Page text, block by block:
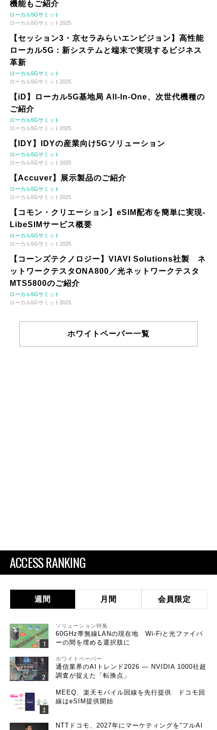
機能もご紹介
ローカル5Gサミット
ローカル5Gサミット2025
【セッション3・京セラみらいエンビジョン】高性能
ローカル5G：新システムと端末で実現するビジネス
革新
ローカル5Gサミット
ローカル5Gサミット2025
【iD】ローカル5G基地局 All-In-One、次世代機種の
ご紹介
ローカル5Gサミット
ローカル5Gサミット2025
【IDY】IDYの産業向け5Gソリューション
ローカル5Gサミット
ローカル5Gサミット2025
【Accuver】展示製品のご紹介
ローカル5Gサミット
ローカル5Gサミット2025
【コモン・クリエーション】eSIM配布を簡単に実現-
LibeSIMサービス概要
ローカル5Gサミット
ローカル5Gサミット2025
【コーンズテクノロジー】VIAVI Solutions社製 ネ
ットワークテスタONA800／光ネットワークテスタ
MTS5800のご紹介
ローカル5Gサミット
ローカル5Gサミット2025
ホワイトペーパー一覧
ACCESS RANKING
週間 月間 会員限定
ソリューション特集
60GHz帯無線LANの現在地 Wi-Fiと光ファイバ
ーの間を埋める選択肢に
ホワイトペーパー
通信業界のAIトレンド2026 ― NVIDIA 1000社超
調査が捉えた「転換点」
MEEQ、楽天モバイル回線を先行提供 ドコモ回
線はeSIM提供開始
NTTドコモ、2027年にマーケティングを“フルAI